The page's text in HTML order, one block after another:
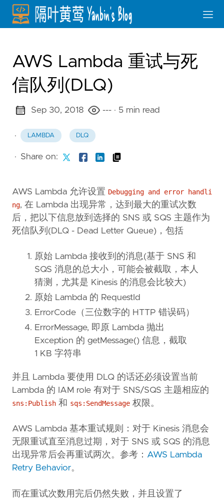
AWS Lambda 重试与死
信队列(DLQ)
Sep 30, 2018 --- · 5 min read
· LAMBDA DLQ
· Share on:
AWS Lambda 允许设置 Debugging and error handli
ng, 在 Lambda 出现异常，达到最大的重试次数
后，把以下信息放到选择的 SNS 或 SQS 主题作为
死信队列(DLQ - Dead Letter Queue)，包括
原始 Lambda 接收到的消息(基于 SNS 和
SQS 消息的总大小，可能会被截取，本人
猜测，尤其是 Kinesis 的消息会比较大)
原始 Lambda 的 RequestId
ErrorCode（三位数字的 HTTP 错误码）
ErrorMessage, 即原 Lambda 抛出
Exception 的 getMessage() 信息，截取
1 KB 字符串
并且 Lambda 要使用 DLQ 的话还必须设置当前
Lambda 的 IAM role 有对于 SNS/SQS 主题相应的
sns:Publish 和 sqs:SendMessage 权限。
AWS Lambda 基本重试规则：对于 Kinesis 消息会
无限重试直至消息过期，对于 SNS 或 SQS 的消息
出现异常后会再重试两次。参考： AWS Lambda
Retry Behavior。
而在重试次数用完后仍然失败，并且设置了